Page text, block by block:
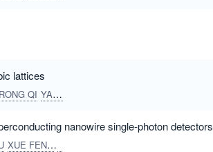
lattices
QI YAJING JIANG
nanowire single-photon detectors
XUE FENG